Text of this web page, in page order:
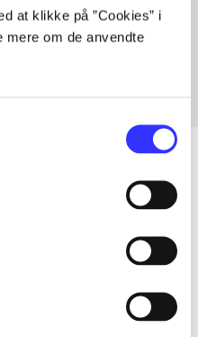
at klikke på ”Cookies” i
om de anvendte